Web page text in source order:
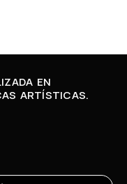
EN
ARTÍSTICAS.